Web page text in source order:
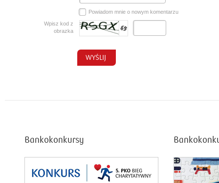
Powiadom mnie o nowym komentarzu
Wpisz kod z
obrazka
Bankokonkursy